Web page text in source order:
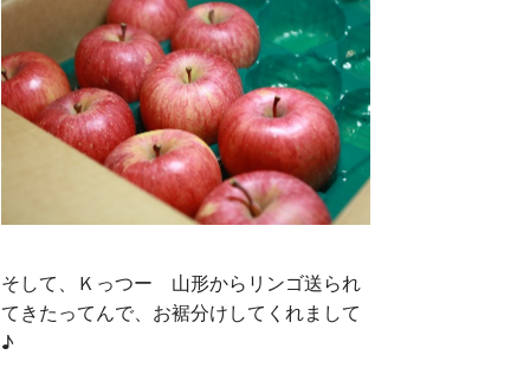
そして、Ｋっつー 山形からリンゴ送られ
てきたってんで、お裾分けしてくれまして
♪